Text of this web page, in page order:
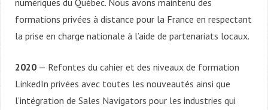
formations privées à distance pour la France en respectant
la prise en charge nationale à l’aide de partenariats locaux.
2020 — Refontes du cahier et des niveaux de formation
LinkedIn privées avec toutes les nouveautés ainsi que
l’intégration de Sales Navigators pour les industries qui